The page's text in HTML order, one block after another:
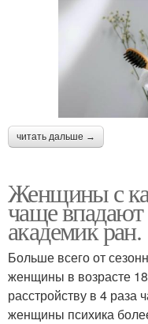
читать дальше →
Женщины с
чаще
академик ран.
Больше всего от
женщины в возрасте
расстройству в 4
женщины психика